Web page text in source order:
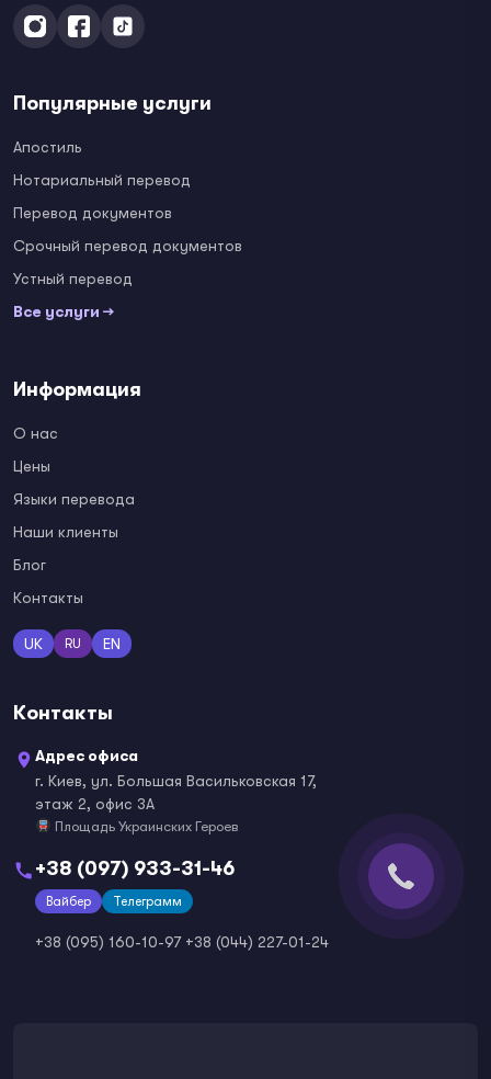
Популярные услуги
Апостиль
Нотариальный перевод
Перевод документов
Срочный перевод документов
Устный перевод
Все услуги →
Информация
О нас
Цены
Языки перевода
Наши клиенты
Блог
Контакты
UK RU EN
Контакты
Адрес офиса
г. Киев, ул. Большая Васильковская 17,
этаж 2, офис 3А
Площадь Украинских Героев
+38 (097) 933-31-46
Вайбер Телеграмм
+38 (095) 160-10-97 +38 (044) 227-01-24